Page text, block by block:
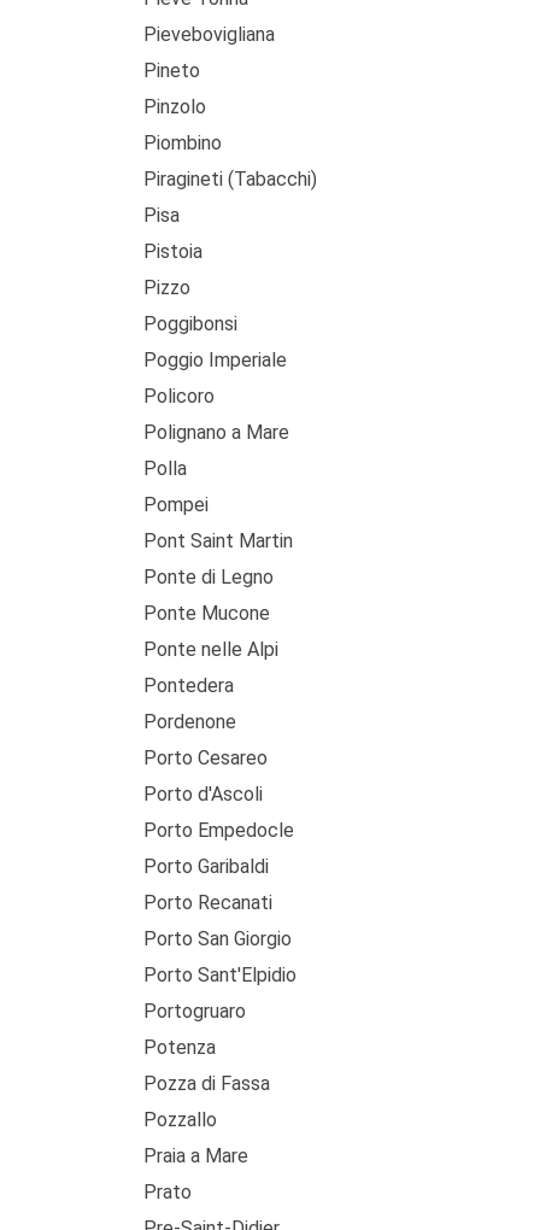
Pievebovigliana
Pineto
Pinzolo
Piombino
Piragineti (Tabacchi)
Pisa
Pistoia
Pizzo
Poggibonsi
Poggio Imperiale
Policoro
Polignano a Mare
Polla
Pompei
Pont Saint Martin
Ponte di Legno
Ponte Mucone
Ponte nelle Alpi
Pontedera
Pordenone
Porto Cesareo
Porto d'Ascoli
Porto Empedocle
Porto Garibaldi
Porto Recanati
Porto San Giorgio
Porto Sant'Elpidio
Portogruaro
Potenza
Pozza di Fassa
Pozzallo
Praia a Mare
Prato